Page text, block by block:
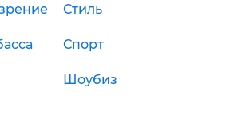
Стиль
Спорт
Шоубиз